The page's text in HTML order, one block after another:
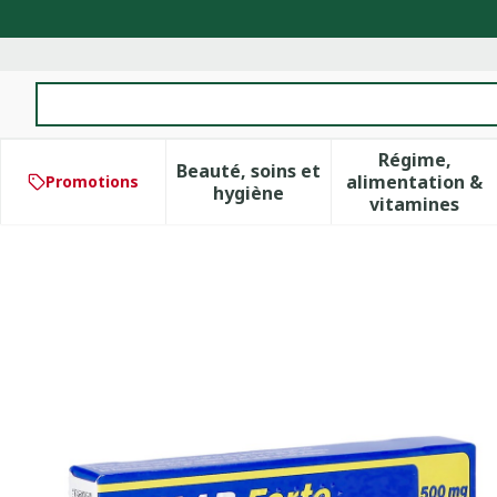
Promotions
Beauté, soins et
hygièneAfficher le sous-menu pour
Régime,
alimentation &
vitamines
Afficher
Biclar 500 Forte Comp